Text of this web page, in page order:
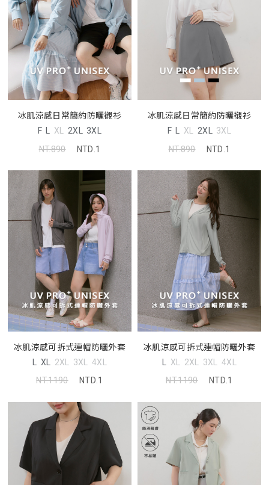
冰肌涼感日常簡約防曬襯衫
F L XL 2XL 3XL
NT.890
NTD.1
冰肌涼感日常簡約防曬襯衫
F L XL 2XL 3XL
NT.890
NTD.1
冰肌涼感可拆式連帽防曬外套
L XL 2XL 3XL 4XL
NT.1190
NTD.1
冰肌涼感可拆式連帽防曬外套
L XL 2XL 3XL 4XL
NT.1190
NTD.1